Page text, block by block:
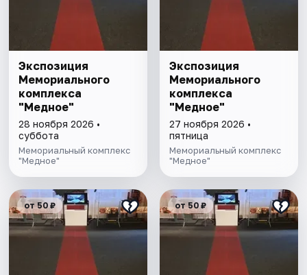
Экспозиция
Мемориального
комплекса
"Медное"
28 ноября 2026 •
суббота
Мемориальный комплекс
"Медное"
Экспозиция
Мемориального
комплекса
"Медное"
27 ноября 2026 •
пятница
Мемориальный комплекс
"Медное"
от 50 ₽ от 50 ₽